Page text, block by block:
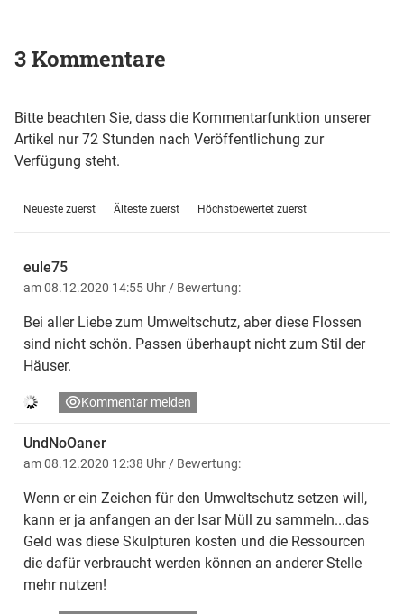
3 Kommentare
Bitte beachten Sie, dass die Kommentarfunktion unserer
Artikel nur 72 Stunden nach Veröffentlichung zur
Verfügung steht.
Neueste zuerst Älteste zuerst Höchstbewertet zuerst
eule75
am 08.12.2020 14:55 Uhr / Bewertung:
Bei aller Liebe zum Umweltschutz, aber diese Flossen
sind nicht schön. Passen überhaupt nicht zum Stil der
Häuser.
Kommentar melden
UndNoOaner
am 08.12.2020 12:38 Uhr / Bewertung:
Wenn er ein Zeichen für den Umweltschutz setzen will,
kann er ja anfangen an der Isar Müll zu sammeln...das
Geld was diese Skulpturen kosten und die Ressourcen
die dafür verbraucht werden können an anderer Stelle
mehr nutzen!